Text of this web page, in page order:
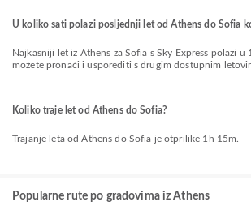
U koliko sati polazi posljednji let od Athens do Sofia
Najkasniji let iz Athens za Sofia s Sky Express polazi u 19:30. Ovaj red letenja
možete pronaći i usporediti s drugim dostupnim
Koliko traje let od Athens do Sofia?
Trajanje leta od Athens do Sofia je otprilike 1h 15m.
Popularne rute po gradovima iz Athens